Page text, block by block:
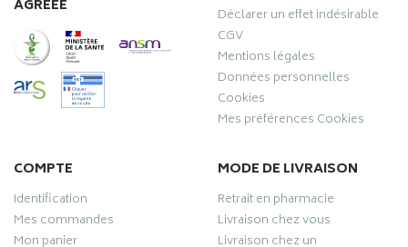
AGRÉÉE
Déclarer un effet indésirable
CGV
Mentions légales
Données personnelles
Cookies
Mes préférences Cookies
COMPTE
Identification
Mes commandes
Mon panier
MODE DE LIVRAISON
Retrait en pharmacie
Livraison chez vous
Livraison chez un